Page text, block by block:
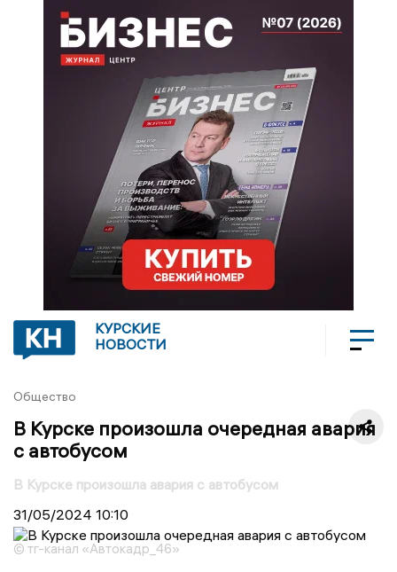
КУРСКИЕ
НОВОСТИ
Общество
В Курске произошла очередная авария
с автобусом
В Курске произошла авария с автобусом
31/05/2024 10:10
© тг-канал «Автокадр_46»